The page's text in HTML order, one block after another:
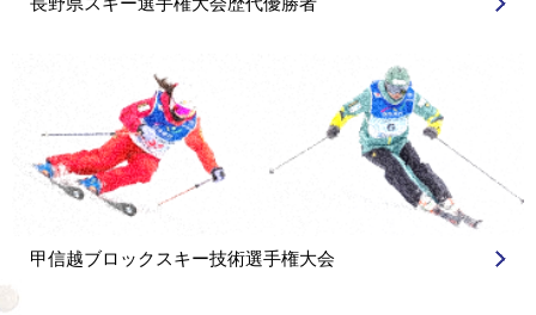
甲信越ブロックスキー技術選手権大会